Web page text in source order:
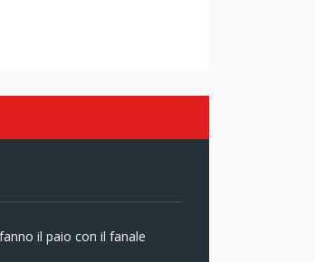
il paio con il fanale